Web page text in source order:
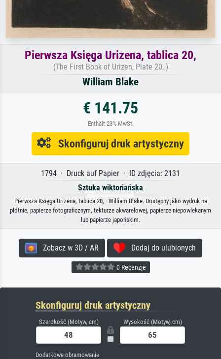
Pierwsza Księga Urizena, tablica 20,
(The First Book of Urizen, Plate 20, )
William Blake
€ 141.75
Enthält 23% MwSt.
Skonfiguruj druk artystyczny
1794 · Druck auf Papier · ID zdjęcia: 2131
Sztuka wiktoriańska
Pierwsza Księga Urizena, tablica 20, · William Blake. Dostępny jako wydruk na
płótnie, papierze fotograficznym, tekturze akwarelowej, papierze niepowlekanym
lub papierze japońskim.
Zobacz w 3D / AR Dodaj do ulubionych
0 Recenzje
Skonfiguruj druk artystyczny
Szerokość (Motyw, cm) Wysokość (Motyw, cm)
Dodatkowe obramowanie